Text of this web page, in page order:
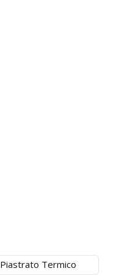
Piastrato Termico